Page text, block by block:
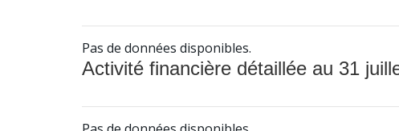
Pas de données disponibles.
Activité financière détaillée au 31